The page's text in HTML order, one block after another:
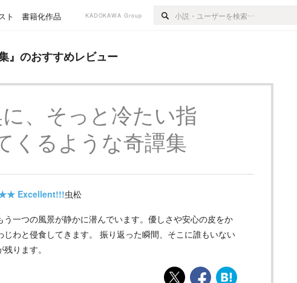
ト 書籍化作品 KADOKAWA Group
』のおすすめレビュー
、そっと冷たい指
くるような奇譚集
Excellent!!!虫松
一つの風景が静かに潜んでいます。優しさや安心の皮をか
わと侵食してきます。 振り返った瞬間、そこに誰もいない
ります。